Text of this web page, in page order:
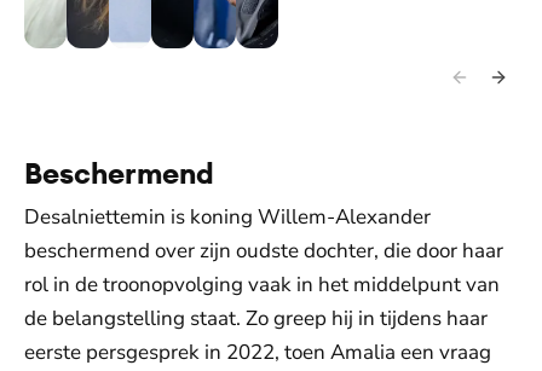
Beschermend
Desalniettemin is koning Willem-Alexander
beschermend over zijn oudste dochter, die door haar
rol in de troonopvolging vaak in het middelpunt van
de belangstelling staat. Zo greep hij in tijdens haar
eerste persgesprek in 2022, toen Amalia een vraag